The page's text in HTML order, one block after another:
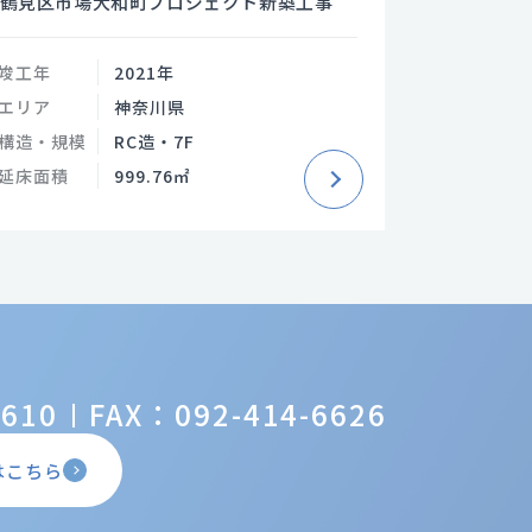
工年
2021年
リア
神奈川県
造・規模
RC造・7F
床面積
999.76㎡
FAX：092-414-6626
こちら